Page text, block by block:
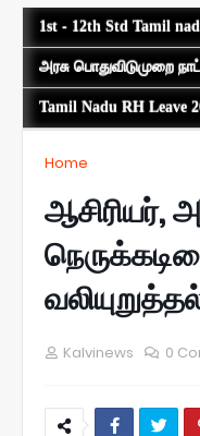
1st - 12th Std Tamil
அரசு பொதுவிடுமுறை
Tamil Nadu RH Leave
Home
ஆசிரியர்,
Kalvinews 0